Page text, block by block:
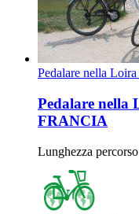
Pedalare nella
Pedalare nella
FRANCIA
Lunghezza percorso